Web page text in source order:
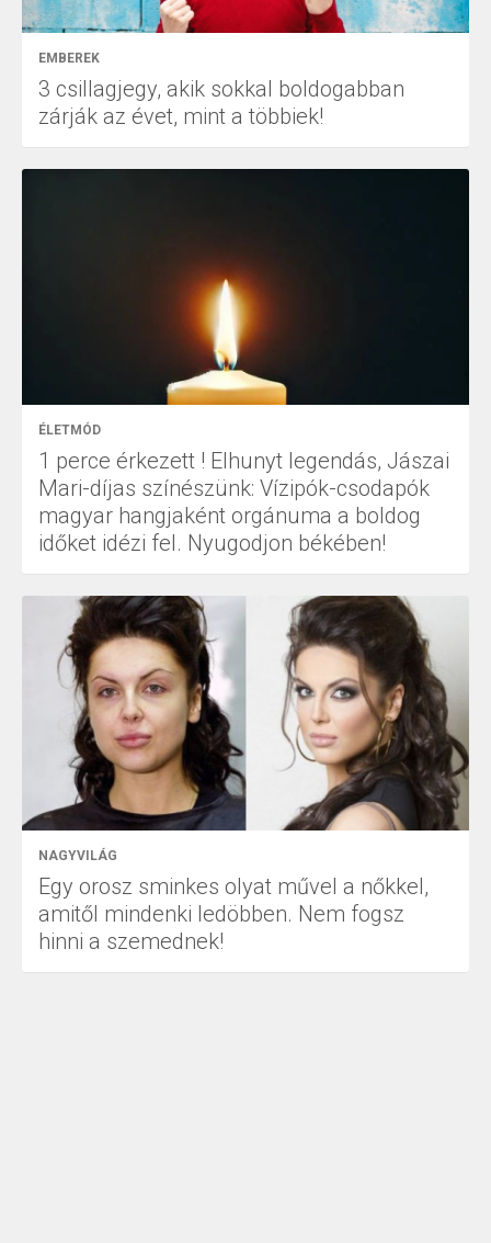
EMBEREK
3 csillagjegy, akik sokkal boldogabban
zárják az évet, mint a többiek!
ÉLETMÓD
1 perce érkezett ! Elhunyt legendás, Jászai
Mari-díjas színészünk: Vízipók-csodapók
magyar hangjaként orgánuma a boldog
időket idézi fel. Nyugodjon békében!
NAGYVILÁG
Egy orosz sminkes olyat művel a nőkkel,
amitől mindenki ledöbben. Nem fogsz
hinni a szemednek!